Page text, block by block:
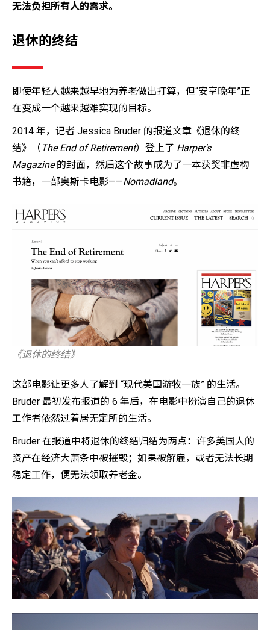
无法负担所有人的需求。
退休的终结
即使年轻人越来越早地为养老做出打算，但“安享晚年”正
在变成一个越来越难实现的目标。
2014 年，记者 Jessica Bruder 的报道文章《退休的终
结》（ The End of Retirement）登上了 Harper's
Magazine的封面，然后这个故事成为了一本获奖非虚构
书籍，一部奥斯卡电影——Nomadland。
《退休的终结》
这部电影让更多人了解到 “现代美国游牧一族” 的生活。
Bruder 最初发布报道的 6 年后，在电影中扮演自己的退休
工作者依然过着居无定所的生活。
Bruder 在报道中将退休的终结归结为两点：许多美国人的
资产在经济大萧条中被摧毁；如果被解雇，或者无法长期
稳定工作，便无法领取养老金。